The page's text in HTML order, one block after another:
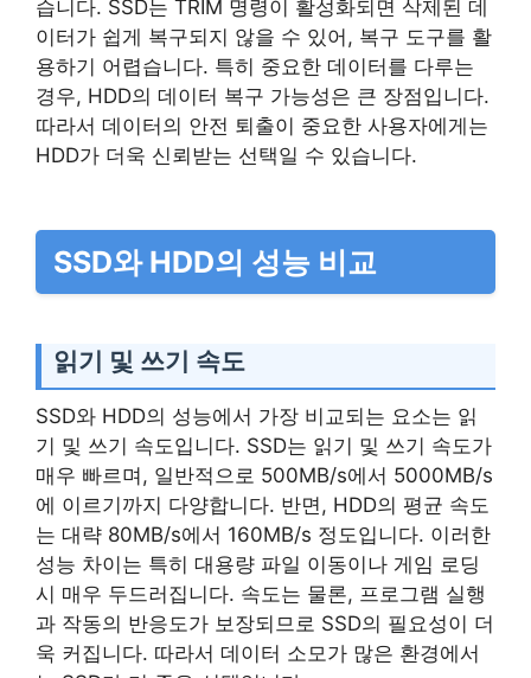
습니다. SSD는 TRIM 명령이 활성화되면 삭제된 데
이터가 쉽게 복구되지 않을 수 있어, 복구 도구를 활
용하기 어렵습니다. 특히 중요한 데이터를 다루는
경우, HDD의 데이터 복구 가능성은 큰 장점입니다.
따라서 데이터의 안전 퇴출이 중요한 사용자에게는
HDD가 더욱 신뢰받는 선택일 수 있습니다.
SSD와 HDD의 성능 비교
읽기 및 쓰기 속도
SSD와 HDD의 성능에서 가장 비교되는 요소는 읽
기 및 쓰기 속도입니다. SSD는 읽기 및 쓰기 속도가
매우 빠르며, 일반적으로 500MB/s에서 5000MB/s
에 이르기까지 다양합니다. 반면, HDD의 평균 속도
는 대략 80MB/s에서 160MB/s 정도입니다. 이러한
성능 차이는 특히 대용량 파일 이동이나 게임 로딩
시 매우 두드러집니다. 속도는 물론, 프로그램 실행
과 작동의 반응도가 보장되므로 SSD의 필요성이 더
욱 커집니다. 따라서 데이터 소모가 많은 환경에서